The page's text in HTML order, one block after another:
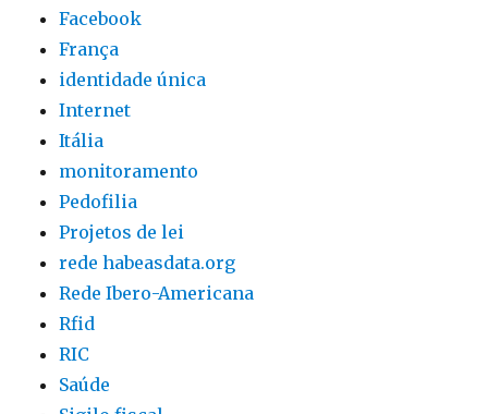
Facebook
França
identidade única
Internet
Itália
monitoramento
Pedofilia
Projetos de lei
rede habeasdata.org
Rede Ibero-Americana
Rfid
RIC
Saúde